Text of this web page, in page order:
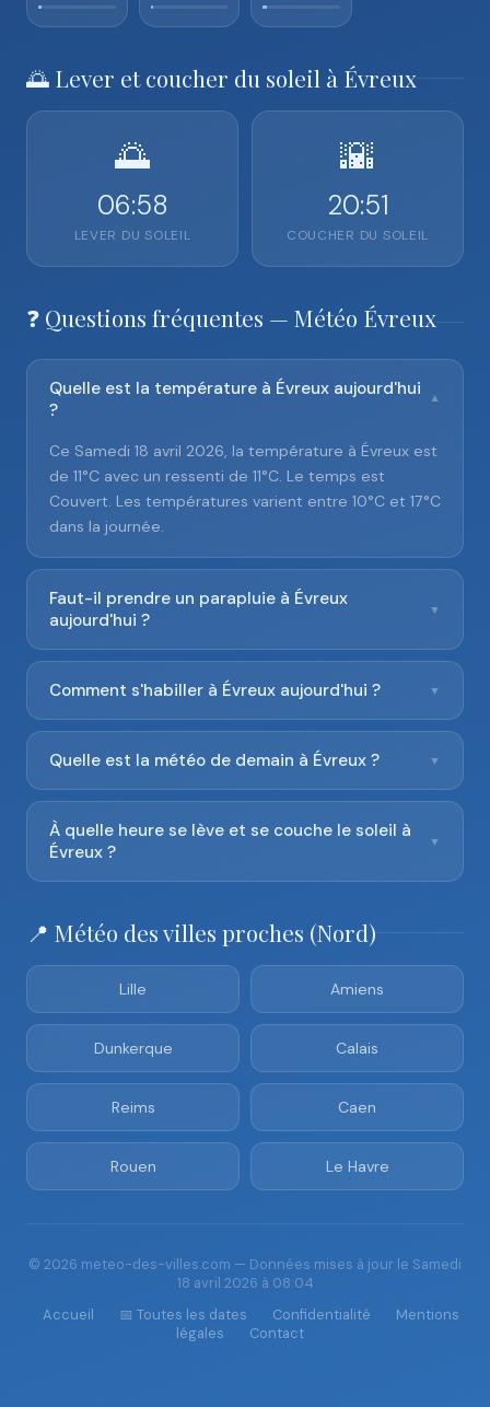
🌅 Lever et coucher du soleil à Évreux
🌅
06:58
LEVER DU SOLEIL
🌇
20:51
COUCHER DU SOLEIL
❓ Questions fréquentes — Météo Évreux
Quelle est la température à Évreux aujourd'hui
?
▼
Ce Samedi 18 avril 2026, la température à Évreux est
de 11°C avec un ressenti de 11°C. Le temps est
Couvert. Les températures varient entre 10°C et 17°C
dans la journée.
Faut-il prendre un parapluie à Évreux
aujourd'hui ?
▼
Comment s'habiller à Évreux aujourd'hui ? ▼
Quelle est la météo de demain à Évreux ? ▼
À quelle heure se lève et se couche le soleil à
Évreux ?
▼
📍 Météo des villes proches (Nord)
Lille Amiens
Dunkerque Calais
Reims Caen
Rouen Le Havre
© 2026 meteo-des-villes.com — Données mises à jour le Samedi
18 avril 2026 à 08:04
Accueil
📅 Toutes les dates Confidentialité
Mentions
légales
Contact